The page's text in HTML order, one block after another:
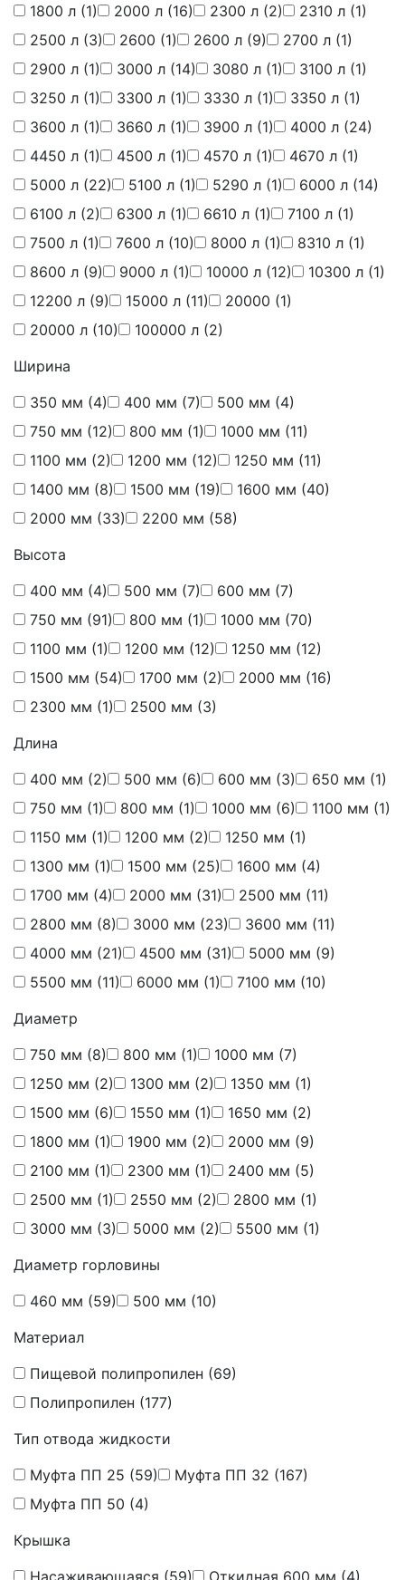
1800 л (1) 2000 л (16) 2300 л (2) 2310 л (1)
2500 л (3) 2600 (1) 2600 л (9) 2700 л (1)
2900 л (1) 3000 л (14) 3080 л (1) 3100 л (1)
3250 л (1) 3300 л (1) 3330 л (1) 3350 л (1)
3600 л (1) 3660 л (1) 3900 л (1) 4000 л (24)
4450 л (1) 4500 л (1) 4570 л (1) 4670 л (1)
5000 л (22) 5100 л (1) 5290 л (1) 6000 л (14)
6100 л (2) 6300 л (1) 6610 л (1) 7100 л (1)
7500 л (1) 7600 л (10) 8000 л (1) 8310 л (1)
8600 л (9) 9000 л (1) 10000 л (12) 10300 л (1)
12200 л (9) 15000 л (11) 20000 (1)
20000 л (10) 100000 л (2)
Ширина
350 мм (4) 400 мм (7) 500 мм (4)
750 мм (12) 800 мм (1) 1000 мм (11)
1100 мм (2) 1200 мм (12) 1250 мм (11)
1400 мм (8) 1500 мм (19) 1600 мм (40)
2000 мм (33) 2200 мм (58)
Высота
400 мм (4) 500 мм (7) 600 мм (7)
750 мм (91) 800 мм (1) 1000 мм (70)
1100 мм (1) 1200 мм (12) 1250 мм (12)
1500 мм (54) 1700 мм (2) 2000 мм (16)
2300 мм (1) 2500 мм (3)
Длина
400 мм (2) 500 мм (6) 600 мм (3) 650 мм (1)
750 мм (1) 800 мм (1) 1000 мм (6) 1100 мм (1)
1150 мм (1) 1200 мм (2) 1250 мм (1)
1300 мм (1) 1500 мм (25) 1600 мм (4)
1700 мм (4) 2000 мм (31) 2500 мм (11)
2800 мм (8) 3000 мм (23) 3600 мм (11)
4000 мм (21) 4500 мм (31) 5000 мм (9)
5500 мм (11) 6000 мм (1) 7100 мм (10)
Диаметр
750 мм (8) 800 мм (1) 1000 мм (7)
1250 мм (2) 1300 мм (2) 1350 мм (1)
1500 мм (6) 1550 мм (1) 1650 мм (2)
1800 мм (1) 1900 мм (2) 2000 мм (9)
2100 мм (1) 2300 мм (1) 2400 мм (5)
2500 мм (1) 2550 мм (2) 2800 мм (1)
3000 мм (3) 5000 мм (2) 5500 мм (1)
Диаметр горловины
460 мм (59) 500 мм (10)
Материал
Пищевой полипропилен (69)
Полипропилен (177)
Тип отвода жидкости
Муфта ПП 25 (59) Муфта ПП 32 (167)
Муфта ПП 50 (4)
Крышка